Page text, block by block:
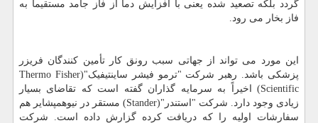
گردد بلکه تصعید شده یعنی با افزایش دما از فاز جامد مستقیما به
فاز بخار می رود.
این مورد می تواند از جهاتی سبب رونق کار تأمین کنندگان فریزر
پزشکی باشد. رهبر شرکت "ترمو فیشر ساینتیفیک"(Thermo Fisher
Scientific) اخیراً به سرمایه گذاران گفته است که تقاضای بسیار
زیادی وجود دارد. شرکت "استندر"(Stander) مستقر در نیوهمپشایر هم
سفارشات اولیه را که دریافت کرده گزارش داده است. شرکت